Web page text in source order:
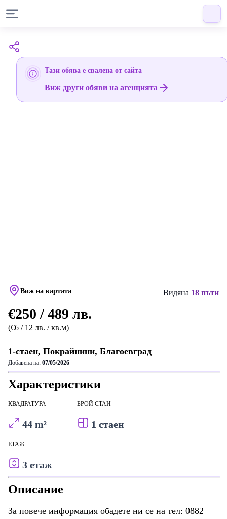
Тази обява е свалена от сайта
Виж други обяви на агенцията
Виж на картата Видяна 18 пъти
€250 / 489 лв.
(€6 / 12 лв. / кв.м)
1-стаен, Покрайнини, Благоевград
Добавена на: 07/05/2026
Характеристики
КВАДРАТУРА
44 m²
БРОЙ СТАИ
1 стаен
ЕТАЖ
3 етаж
Описание
За повече информация обадете ни се на тел: 0882